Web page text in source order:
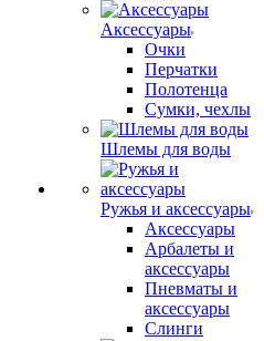
Аксессуары
Очки
Перчатки
Полотенца
Сумки, чехлы
Шлемы для воды
Ружья и аксессуары
Аксессуары
Арбалеты и
аксессуары
Пневматы и
аксессуары
Слинги